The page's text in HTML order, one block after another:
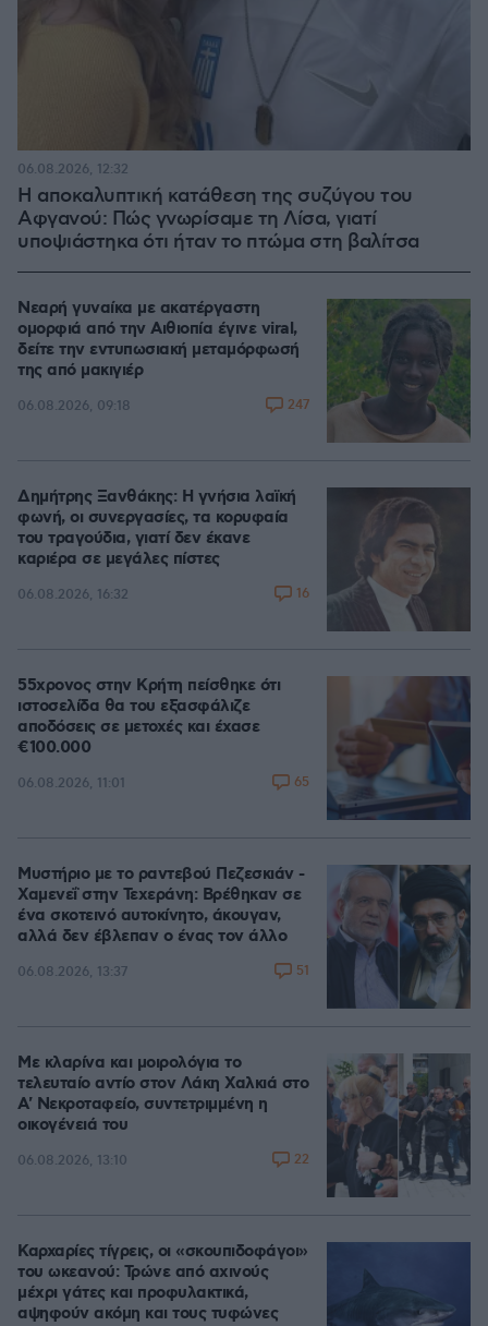
Η αποκαλυπτική κατάθεση της συζύγου του
Αφγανού: Πώς γνωρίσαμε τη Λίσα, γιατί
υποψιάστηκα ότι ήταν το πτώμα στη βαλίτσα
06.08.2026, 12:32
Νεαρή γυναίκα με ακατέργαστη
ομορφιά από την Αιθιοπία έγινε viral,
δείτε την εντυπωσιακή μεταμόρφωσή
της από μακιγιέρ
06.08.2026, 09:18 247
Δημήτρης Ξανθάκης: Η γνήσια λαϊκή
φωνή, οι συνεργασίες, τα κορυφαία
του τραγούδια, γιατί δεν έκανε
καριέρα σε μεγάλες πίστες
06.08.2026, 16:32 16
55χρονος στην Κρήτη πείσθηκε ότι
ιστοσελίδα θα του εξασφάλιζε
αποδόσεις σε μετοχές και έχασε
€100.000
06.08.2026, 11:01 65
Μυστήριο με το ραντεβού Πεζεσκιάν -
Χαμενεΐ στην Τεχεράνη: Βρέθηκαν σε
ένα σκοτεινό αυτοκίνητο, άκουγαν,
αλλά δεν έβλεπαν ο ένας τον άλλο
06.08.2026, 13:37 51
Με κλαρίνα και μοιρολόγια το
τελευταίο αντίο στον Λάκη Χαλκιά στο
A' Νεκροταφείο, συντετριμμένη η
οικογένειά του
06.08.2026, 13:10 22
Καρχαρίες τίγρεις, οι «σκουπιδοφάγοι»
του ωκεανού: Τρώνε από αχινούς
μέχρι γάτες και προφυλακτικά,
αψηφούν ακόμη και τους τυφώνες